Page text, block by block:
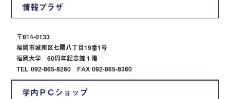
情報プラザ
〒814-0133
福岡市城南区七隈八丁目19番1号
福岡大学 60周年記念館１階
TEL 092-865-8260 FAX 092-865-8360
学内ＰＣショップ